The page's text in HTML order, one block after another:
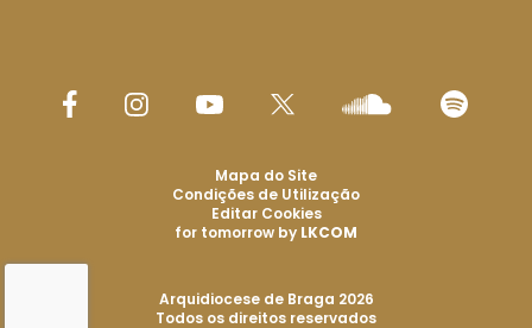
Arquidiocese de Braga 2026
Todos os direitos reservados
Mapa do Site
Condições de Utilização
Editar Cookies
for tomorrow by LKCOM